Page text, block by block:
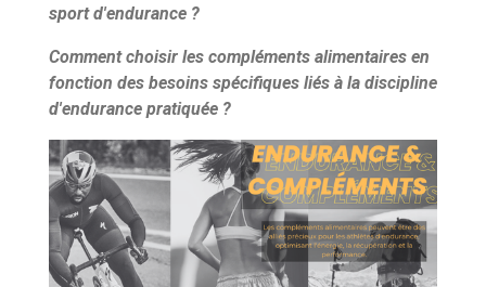
sport d'endurance ?
Comment choisir les compléments alimentaires en
fonction des besoins spécifiques liés à la discipline
d'endurance pratiquée ?